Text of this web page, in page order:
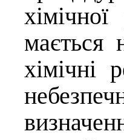
мається
хімічні